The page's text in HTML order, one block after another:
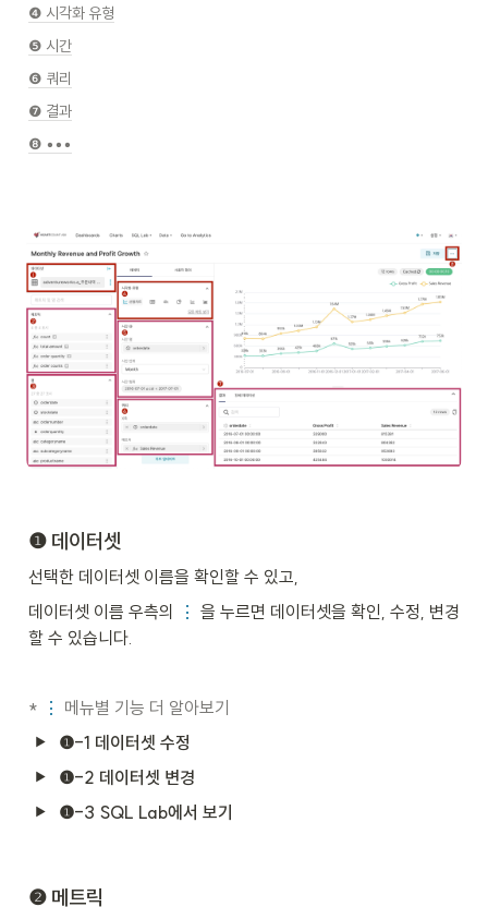
❹ 시각화 유형
❺ 시간
❻ 쿼리
❼ 결과
❽ •••
❶ 데이터셋
선택한 데이터셋 이름을 확인할 수 있고,
데이터셋 이름 우측의
⋮ 을 누르면 데이터셋을 확인, 수정, 변경
할 수 있습니다.
* ⋮ 메뉴별 기능 더 알아보기
❶-1 데이터셋 수정
❶-2 데이터셋 변경
❶-3 SQL Lab에서 보기
❷ 메트릭